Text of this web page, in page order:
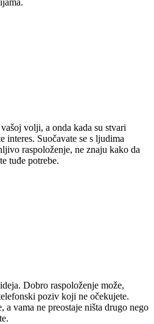
volji, a onda kada su stvari
interes. Suočavate se s ljudima
raspoloženje, ne znaju kako da
tuđe potrebe.
Dobro raspoloženje može,
poziv koji ne očekujete.
a vama ne preostaje ništa drugo nego